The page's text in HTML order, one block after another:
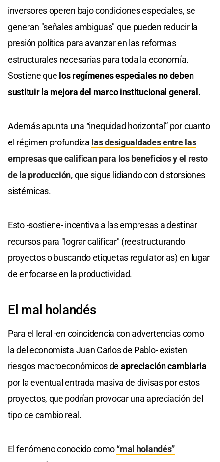
inversores operen bajo condiciones especiales, se
generan "señales ambiguas" que pueden reducir la
presión política para avanzar en las reformas
estructurales necesarias para toda la economía.
Sostiene que los regímenes especiales no deben
sustituir la mejora del marco institucional general.
Además apunta una “inequidad horizontal” por cuanto
el régimen profundiza las desigualdades entre las
empresas que califican para los beneficios y el resto
de la producción,que sigue lidiando con distorsiones
sistémicas.
Esto -sostiene- incentiva a las empresas a destinar
recursos para "lograr calificar" (reestructurando
proyectos o buscando etiquetas regulatorias) en lugar
de enfocarse en la productividad.
El mal holandés
Para el Ieral -en coincidencia con advertencias como
la del economista Juan Carlos de Pablo- existen
riesgos macroeconómicos de apreciación cambiaria
por la eventual entrada masiva de divisas por estos
proyectos, que podrían provocar una apreciación del
tipo de cambio real.
El fenómeno conocido como“mal holandés”